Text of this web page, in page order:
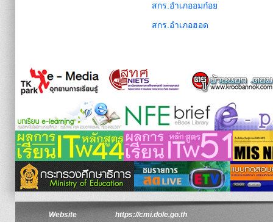
สกร.อำเภออมก๋อย
สกร.อำเภอฮอด
Website
https://cmi.dole.go.th